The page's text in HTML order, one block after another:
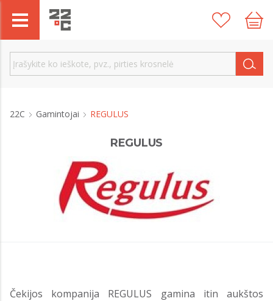
22C Gamintojai REGULUS
REGULUS
Čekijos kompanija REGULUS gamina itin aukštos